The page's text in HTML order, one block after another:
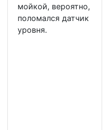
мойкой, вероятно,
поломался датчик
уровня.